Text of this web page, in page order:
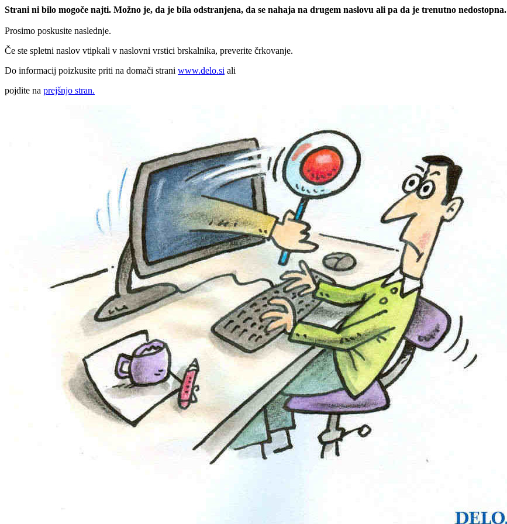
Strani ni bilo mogoče najti. Možno je, da je bila odstranjena, da se nahaja na drugem naslovu ali pa da je trenutno nedostopna.
Prosimo poskusite naslednje.
Če ste spletni naslov vtipkali v naslovni vrstici brskalnika, preverite črkovanje.
Do informacij poizkusite priti na domači strani www.delo.si ali
pojdite na prejšnjo stran.